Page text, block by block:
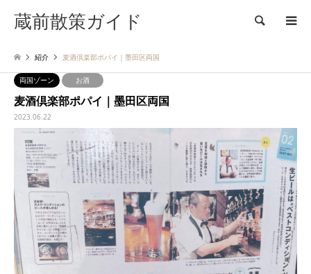
蔵前散策ガイド 検索
紹介 麦酒倶楽部ポパイ｜墨田区両国
両国ゾーン お酒
麦酒倶楽部ポパイ｜墨田区両国
2023.06.22